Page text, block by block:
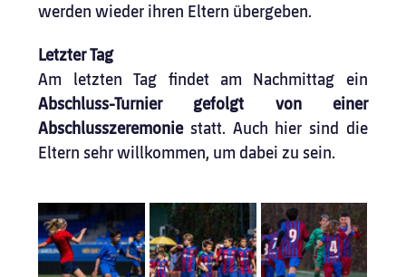
werden wieder ihren Eltern übergeben.
Letzter Tag
Abschluss-Turnier gefolgt von einer
Abschlusszeremonie statt. Auch hier sind die
Eltern sehr willkommen, um dabei zu sein.